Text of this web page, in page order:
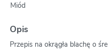
Miód
Opis
Przepis na okrągła blachę o